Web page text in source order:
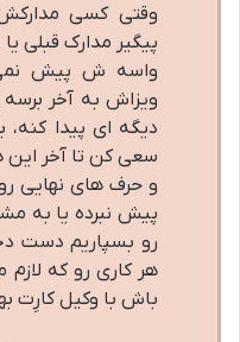
وقتی کسی
پیگیر مدارک قبلی
واسه ش پیش نمی
ویزاش به آخر
دیگه ای پیدا
سعی کن تا آخر این
و حرف های نهایی رو
پیش نبرده یا به
رو بسپاریم دست
هر کاری رو که
باش با وکیل کارِت